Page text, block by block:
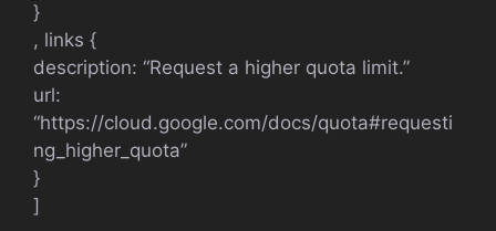
}
, links {
description: “Request a higher quota limit.”
url:
“https://cloud.google.com/docs/quota#requesti
ng_higher_quota”
}
]